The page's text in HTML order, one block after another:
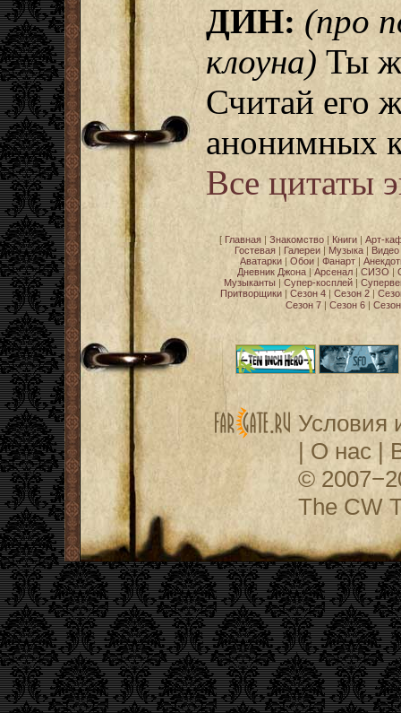
ДИН: (про
клоуна) Ты
Считай его
анонимных
Все цитаты
[ Главная| Знакомство| Книги| Арт-
Гостевая | Галереи | Музыка | Видео
Аватарки | Обои | Фанарт |
Дневник Джона| Арсенал| СИЗО |
Музыканты | Супер-косплей |
Притворщики | Сезон 4 | Сезон 2 |
Сезон 7| Сезон 6|
Условия
| О нас |
©
The CW